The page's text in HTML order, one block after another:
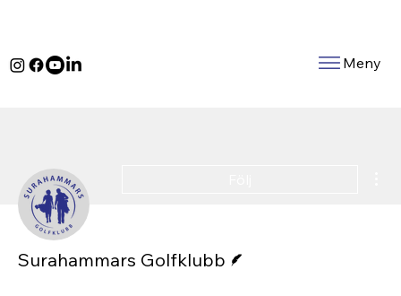
Meny
Surahammars Golfklubb